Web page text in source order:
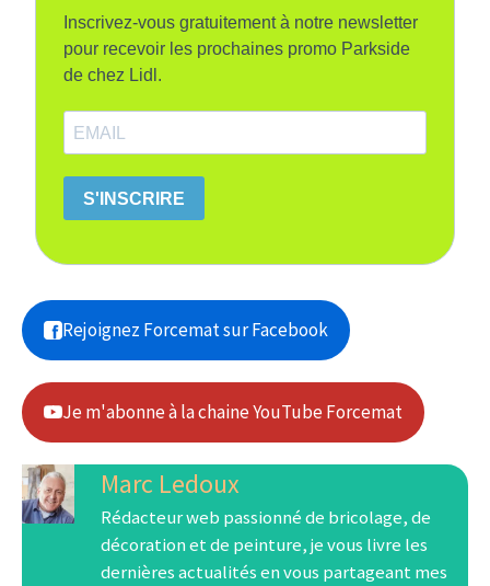
Inscrivez-vous gratuitement à notre newsletter
pour recevoir les prochaines promo Parkside
de chez Lidl.
S'INSCRIRE
Rejoignez Forcemat sur Facebook
Je m'abonne à la chaine YouTube Forcemat
Marc Ledoux
Rédacteur web passionné de bricolage, de
décoration et de peinture, je vous livre les
dernières actualités en vous partageant mes